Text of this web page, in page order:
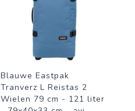
Blauwe Eastpak
Tranverz L Reistas 2
Wielen 79 cm - 121 liter